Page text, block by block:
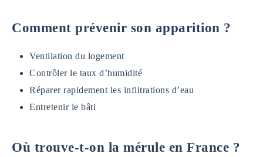
Comment prévenir son apparition ?
Ventilation du logement
Contrôler le taux d’humidité
Réparer rapidement les infiltrations d’eau
Entretenir le bâti
Où trouve-t-on la mérule en France ?